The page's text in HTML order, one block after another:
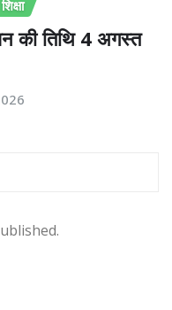
शिक्षा
की तिथि 4 अगस्त